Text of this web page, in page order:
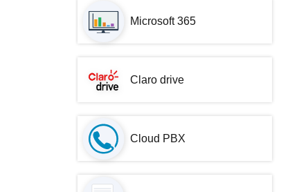
Microsoft 365
Claro drive
Cloud PBX